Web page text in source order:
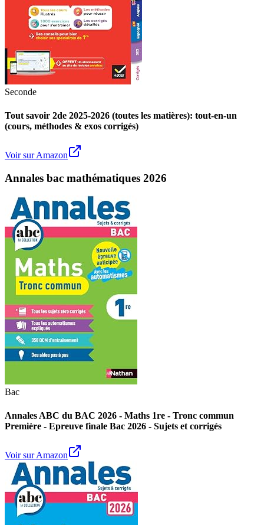
Seconde
Tout savoir 2de 2025-2026 (toutes les matières): tout-en-un
(cours, méthodes & exos corrigés)
Voir sur Amazon
Annales bac mathématiques 2026
Bac
Annales ABC du BAC 2026 - Maths 1re - Tronc commun
Première - Epreuve finale Bac 2026 - Sujets et corrigés
Voir sur Amazon